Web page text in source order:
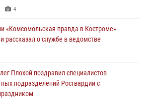
4
«Комсомольская правда в Костроме»
рассказал о службе в ведомстве
Плохой поздравил специалистов
подразделений Росгвардии с